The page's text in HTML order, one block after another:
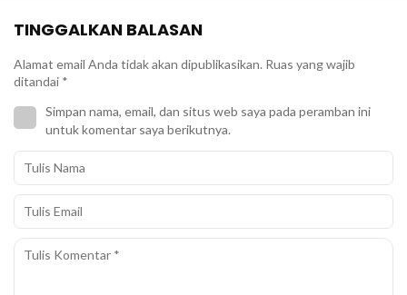
TINGGALKAN BALASAN
Alamat email Anda tidak akan dipublikasikan. Ruas yang wajib
ditandai *
Simpan nama, email, dan situs web saya pada peramban ini
untuk komentar saya berikutnya.